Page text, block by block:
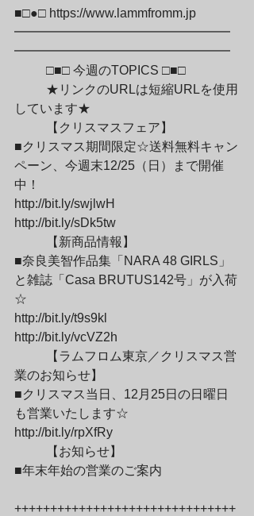
■□●□ https://www.lammfromm.jp
━━━━━━━━━━━━━━━━━
━━━━━━━━━━━━━━━━━
	□■□ 今週のTOPICS □■□
しています★
■クリスマス期間限定☆送料無料キャン
ペーン、今週末12/25（日）まで開催
中！
http://bit.ly/swjlwH
http://bit.ly/sDk5tw
■奈良美智作品集「NARA 48 GIRLS」
と雑誌「Casa BRUTUS142号」が入荷
☆
http://bit.ly/t9s9kl
http://bit.ly/vcVZ2h
業のお知らせ】
■クリスマス当日、12月25日の日曜日
も営業いたします☆
http://bit.ly/rpXfRy
■年末年始の営業のご案内
+++++++++++++++++++++++++++++++